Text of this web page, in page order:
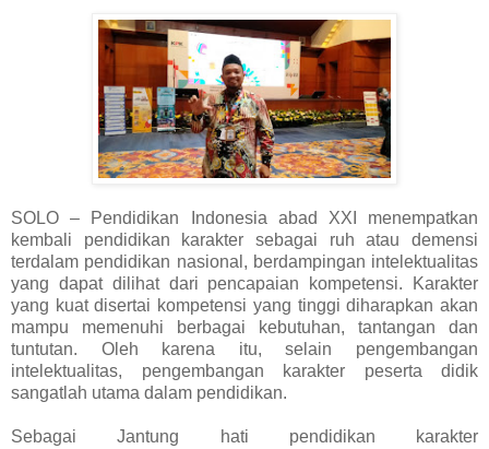
SOLO – Pendidikan Indonesia abad XXI menempatkan
kembali pendidikan karakter sebagai ruh atau demensi
terdalam pendidikan nasional, berdampingan intelektualitas
yang dapat dilihat dari pencapaian kompetensi. Karakter
yang kuat disertai kompetensi yang tinggi diharapkan akan
mampu memenuhi berbagai kebutuhan, tantangan dan
tuntutan. Oleh karena itu, selain pengembangan
intelektualitas, pengembangan karakter peserta didik
sangatlah utama dalam pendidikan.
Sebagai Jantung hati pendidikan karakter